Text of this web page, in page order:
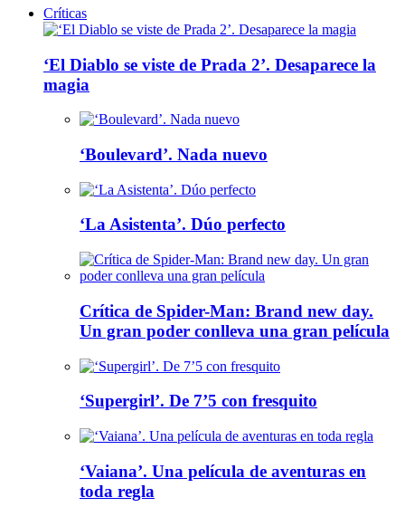
Críticas
‘El Diablo se viste de Prada 2’. Desaparece la
magia
‘Boulevard’. Nada nuevo
‘La Asistenta’. Dúo perfecto
Crítica de Spider-Man: Brand new day.
Un gran poder conlleva una gran película
‘Supergirl’. De 7’5 con fresquito
‘Vaiana’. Una película de aventuras en
toda regla